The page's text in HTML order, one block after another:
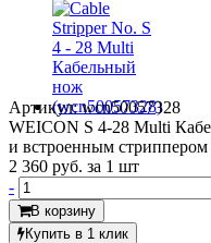
Артикул: wcn50057328
WEICON S 4-28 Multi
и встроенным стриппером
2 360 руб. за 1 шт
-
В корзину
Купить в 1 клик